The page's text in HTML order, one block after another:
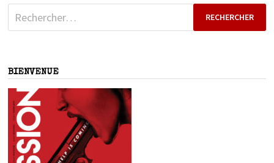
Rechercher :
BIENVENUE